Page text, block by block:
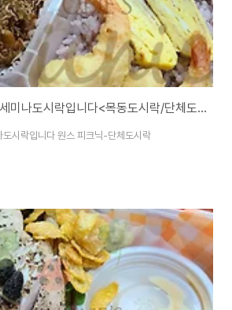
[흑석로]중앙대학교 세미나도시락입니다<목동도시락/단체도시락/도시락케이터링:원스피크닉>
시락입니다 원스 피크닉-단체도시락